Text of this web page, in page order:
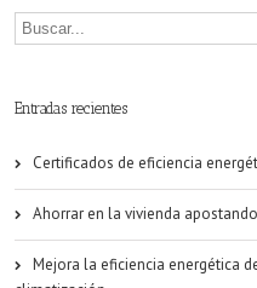
Entradas recientes
Certificados de eficiencia
Ahorrar en la vivienda
Mejora la eficiencia energética